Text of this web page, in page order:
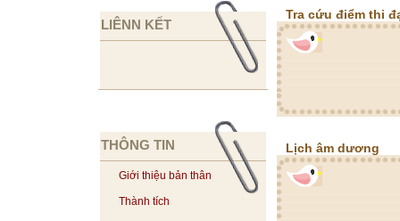
LIÊNN KẾT
THÔNG TIN
Giới thiệu bản thân
Thành tích
Tra cứu điểm thi
Lịch âm dương